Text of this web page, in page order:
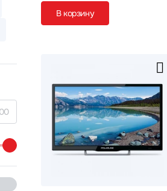
В корзину